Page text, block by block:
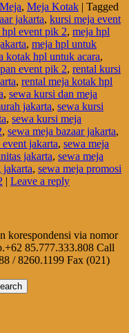
Meja, Meja Kotak | Tagged
jakarta, kursi meja event
hpl event pik 2, meja hpl
, meja hpl untuk
kotak hpl untuk acara,
event pik 2, rental kursi
, rental meja kotak hpl
, sewa kursi dan meja
jakarta, sewa kursi
, sewa kursi meja
, sewa meja bazaar jakarta,
jakarta, sewa meja
jakarta, sewa meja
jakarta, sewa meja promosi
| Leave a reply
korespondensi via nomor
85.777.333.808 Call
/ 8260.1199 Fax (021)